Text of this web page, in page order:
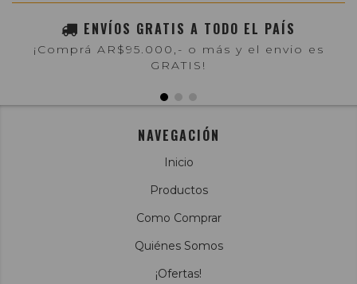
ENVÍOS GRATIS A TODO EL PAÍS
¡Comprá AR$95.000,- o más y el envio es
GRATIS!
NAVEGACIÓN
Inicio
Productos
Como Comprar
Quiénes Somos
¡Ofertas!